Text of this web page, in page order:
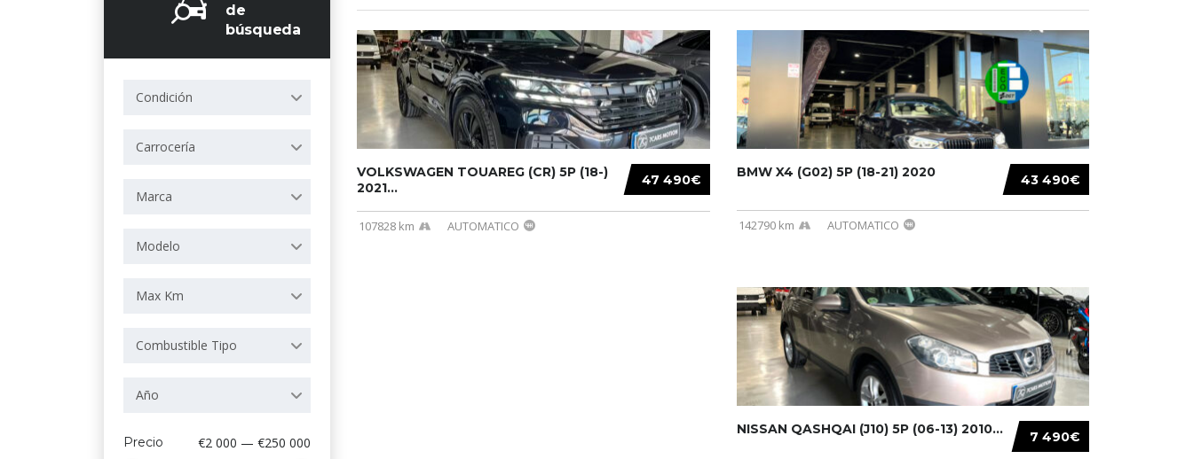
de
búsqueda
Condición
Carrocería
Marca
Modelo
Max Km
Combustible Tipo
Año
Precio €2 000 — €250 000
47 490€
VOLKSWAGEN TOUAREG (CR) 5P (18-)
2021...
107828 km AUTOMATICO
43 490€
BMW X4 (G02) 5P (18-21) 2020
142790 km AUTOMATICO
7 490€
NISSAN QASHQAI (J10) 5P (06-13) 2010...